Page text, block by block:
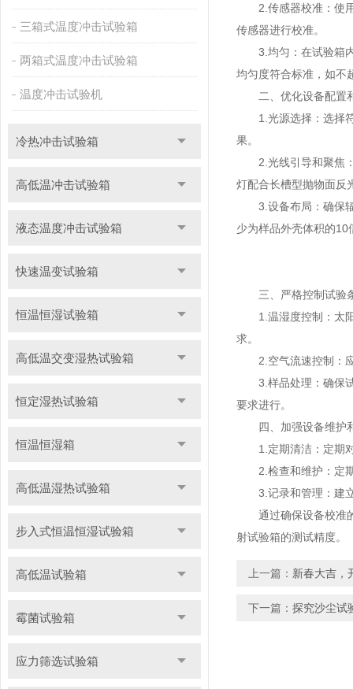
三箱式温度冲击试验箱
两箱式温度冲击试验箱
温度冲击试验机
冷热冲击试验箱
高低温冲击试验箱
液态温度冲击试验箱
快速温变试验箱
恒温恒湿试验箱
高低温交变湿热试验箱
恒定湿热试验箱
恒温恒湿箱
高低温湿热试验箱
步入式恒温恒湿试验箱
高低温试验箱
霉菌试验箱
应力筛选试验箱
2.传感器校准：使用
传感器进行校准。
3.均匀：在试验箱内
均匀度符合标准，如不
二、优化设备配置
1.光源选择：选择符
果。
2.光线引导和聚焦：
灯配合长槽型抛物面反
3.设备布局：确保辐
少为样品外壳体积的
三、严格控制试验
1.温湿度控制：太阳
求。
2.空气流速控制：应
3.样品处理：确保试
要求进行。
四、加强设备维护
1.定期清洁：定期对
2.检查和维护：定期
3.记录和管理：建立
通过确保设备校准的
射试验箱的测试精度。
上一篇： 新春大吉，
下一篇： 探究沙尘试